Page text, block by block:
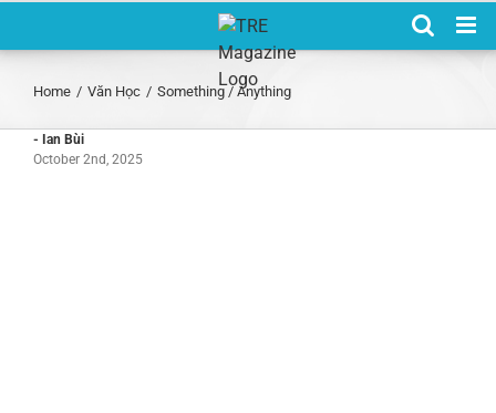
Home / Văn Học / Something / Anything
- Ian Bùi
October 2nd, 2025